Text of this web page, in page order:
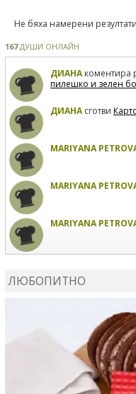
Не бяха намерени
167ДУШИ ОНЛАЙН
ДИАНАкоментира
пилешко и зелен
ДИАНАсготви
MARIYANA
MARIYANA
MARIYANA
ЛЮБОПИТНО